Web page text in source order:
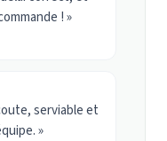
! »
serviable et
»